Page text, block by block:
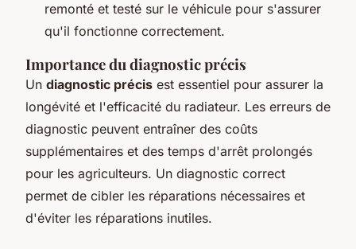
remonté et testé sur le véhicule pour s'assurer
qu'il fonctionne correctement.
Importance du diagnostic précis
Un diagnostic précis est essentiel pour assurer la
longévité et l'efficacité du radiateur. Les erreurs de
diagnostic peuvent entraîner des coûts
supplémentaires et des temps d'arrêt prolongés
pour les agriculteurs. Un diagnostic correct
permet de cibler les réparations nécessaires et
d'éviter les réparations inutiles.